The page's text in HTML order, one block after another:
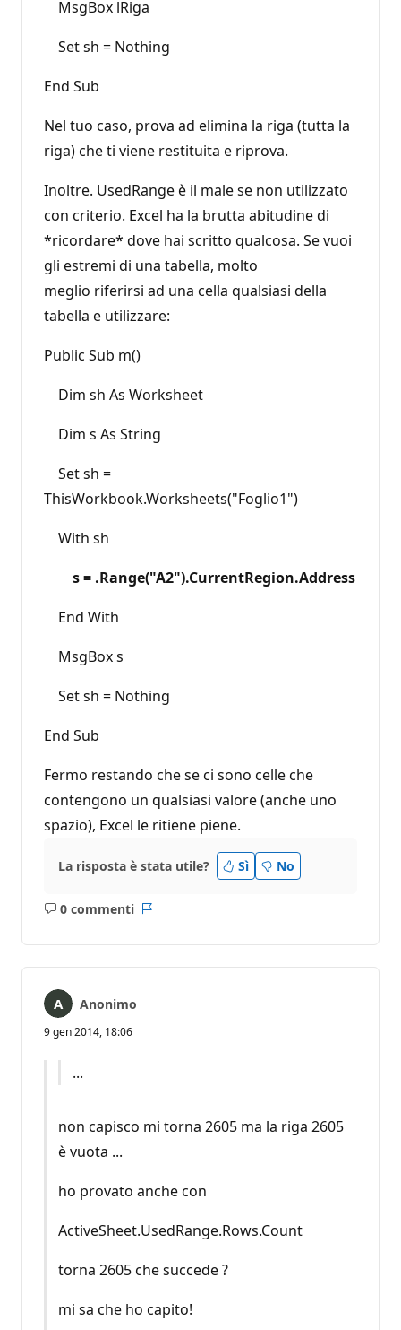
MsgBox lRiga
Set sh = Nothing
End Sub
Nel tuo caso, prova ad elimina la riga (tutta la
riga) che ti viene restituita e riprova.
Inoltre. UsedRange è il male se non utilizzato
con criterio. Excel ha la brutta abitudine di
*ricordare* dove hai scritto qualcosa. Se vuoi
gli estremi di una tabella, molto
meglio riferirsi ad una cella qualsiasi della
tabella e utilizzare:
Public Sub m()
Dim sh As Worksheet
Dim s As String
Set sh =
ThisWorkbook.Worksheets("Foglio1")
With sh
s = .Range("A2").CurrentRegion.Address
End With
MsgBox s
Set sh = Nothing
End Sub
Fermo restando che se ci sono celle che
contengono un qualsiasi valore (anche uno
spazio), Excel le ritiene piene.
La risposta è stata utile? Sì No
0 commenti
Nessun
Anonimo
9 gen 2014, 18:06
...
non capisco mi torna 2605 ma la riga 2605
è vuota ...
ho provato anche con
ActiveSheet.UsedRange.Rows.Count
torna 2605 che succede ?
mi sa che ho capito!